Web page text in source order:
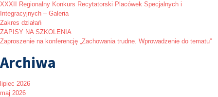
XXXII Regionalny Konkurs Recytatorski Placówek Specjalnych i
Integracyjnych – Galeria
Zakres działań
ZAPISY NA SZKOLENIA
Zaproszenie na konferencję „Zachowania trudne. Wprowadzenie do tematu”
Archiwa
lipiec 2026
maj 2026